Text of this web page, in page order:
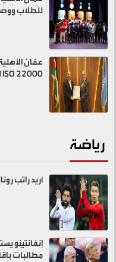
للطلاب
عمّان
ISO 22000 لنظام إدارة سلامة الغذاء
رياضة
أريد راتب
إنفانتينو
مطالبات